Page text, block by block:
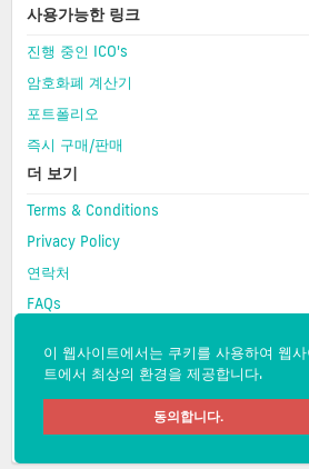
이 웹사이트에서는 쿠키를 사용하여 웹사
트에서 최상의 환경을 제공합니다.
동의합니다.
사용가능한 링크
진행 중인 ICO's
암호화폐 계산기
포트폴리오
즉시 구매/판매
더 보기
Terms & Conditions
Privacy Policy
연락처
FAQs
Copyright © 2026 CMC- Cipher Market